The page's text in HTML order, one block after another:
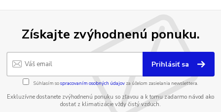
Získajte zvýhodnenú ponuku.
Prihlásiť sa
Súhlasím sospracovaním osobných údajov za účelom zasielania newslettera.
Exkluzívne dostanete zvýhodnenú ponuku so zľavou a k tomu zadarmo návod ako
dostať z klimatizácie vždy čistý vzduch.